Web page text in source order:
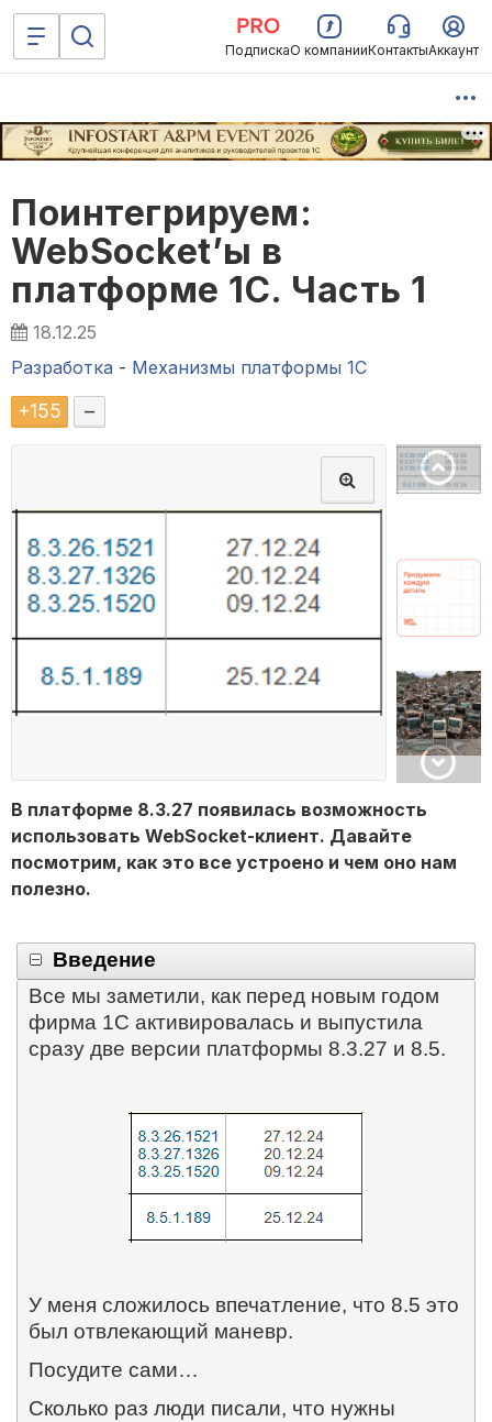
ПодпискаО компанииКонтактыАккаунт
Поинтегрируем:
WebSocket’ы в
платформе 1С. Часть 1
18.12.25
Разработка - Механизмы платформы 1С
+155 –
В платформе 8.3.27 появилась возможность
использовать WebSocket-клиент. Давайте
посмотрим, как это все устроено и чем оно нам
полезно.
Введение
Все мы заметили, как перед новым годом
фирма 1С активировалась и выпустила
сразу две версии платформы 8.3.27 и 8.5.
У меня сложилось впечатление, что 8.5 это
был отвлекающий маневр.
Посудите сами…
Сколько раз люди писали, что нужны